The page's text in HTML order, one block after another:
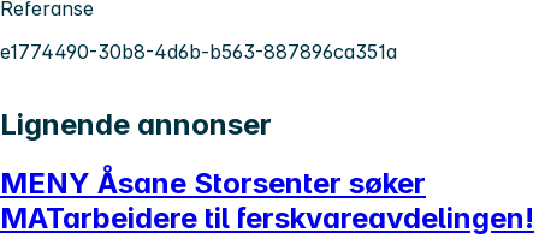
Referanse
e1774490-30b8-4d6b-b563-887896ca351a
Lignende annonser
MENY Åsane Storsenter søker
MATarbeidere til ferskvareavdelingen!